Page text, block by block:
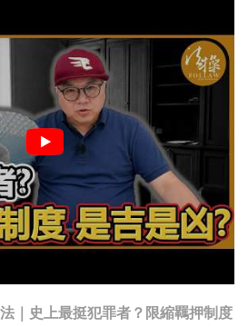
｜史上最挺犯罪者？限縮羈押制度